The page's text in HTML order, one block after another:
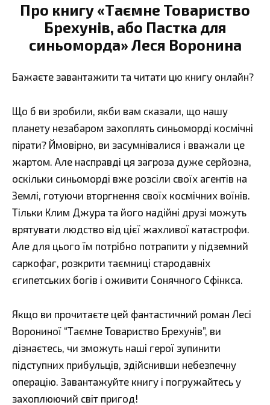
Про книгу «Таємне Товариство
Брехунів, або Пастка для
синьоморда» Леся Воронина
Бажаєте завантажити та читати цю книгу онлайн?
Що б ви зробили, якби вам сказали, що нашу
планету незабаром захоплять синьоморді космічні
пірати? Ймовірно, ви засумнівалися і вважали це
жартом. Але насправді ця загроза дуже серйозна,
оскільки синьоморді вже розсіли своїх агентів на
Землі, готуючи вторгнення своїх космічних воїнів.
Тільки Клим Джура та його надійні друзі можуть
врятувати людство від цієї жахливої катастрофи.
Але для цього їм потрібно потрапити у підземний
саркофаг, розкрити таємниці стародавніх
єгипетських богів і оживити Сонячного Сфінкса.
Якщо ви прочитаєте цей фантастичний роман Лесі
Ворониної “Таємне Товариство Брехунів”, ви
дізнаєтесь, чи зможуть наші герої зупинити
підступних прибульців, здійснивши небезпечну
операцію. Завантажуйте книгу і погружайтесь у
захоплюючий світ пригод!